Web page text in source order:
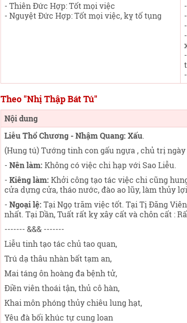
- Thiên Đức Hợp: Tốt mọi việc
- Nguyệt Đức Hợp: Tốt mọi việc, kỵ tố tụng
Theo "Nhị Thập Bát Tú"
Nội dung
Liễu Thổ Chương - Nhậm Quang: Xấu.
(Hung tú) Tướng tinh con gấu ngựa , chủ trị
- Nên làm: Không có việc chi hạp với Sao Liễu.
- Kiêng làm: Khởi công tạo tác việc chi cũng
cửa dựng cửa, tháo nước, đào ao lũy, làm thủy
- Ngoại lệ: Tại Ngọ trăm việc tốt. Tại Tị Đăng
nhất. Tại Dần, Tuất rất kỵ xây cất và chôn cất :
------- &&& -------
Liễu tinh tạo tác chủ tao quan,
Trú dạ thâu nhàn bất tạm an,
Mai táng ôn hoàng đa bệnh tử,
Điền viên thoái tận, thủ cô hàn,
Khai môn phóng thủy chiêu lung hạt,
Yêu đà bối khúc tự cung loan